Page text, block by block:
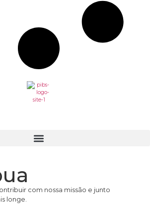
com nossa missão e junto
longe.